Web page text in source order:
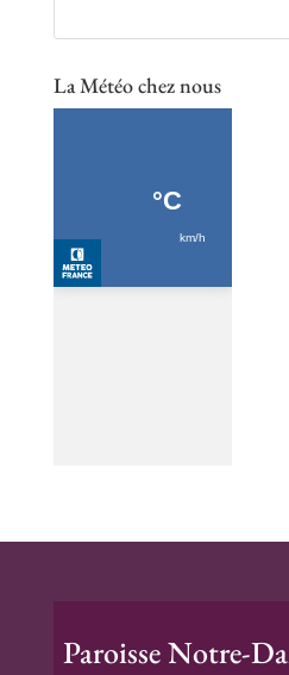
La Météo chez nous
Paroisse Notre-